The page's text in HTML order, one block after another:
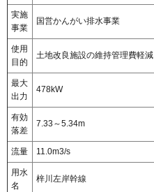
実施
事業
国営かんがい排水事業
使用
目的
土地改良施設の維持管理費軽減
最大
出力
478kW
有効
落差
7.33～5.34m
流量 11.0m3/s
用水
名
梓川左岸幹線